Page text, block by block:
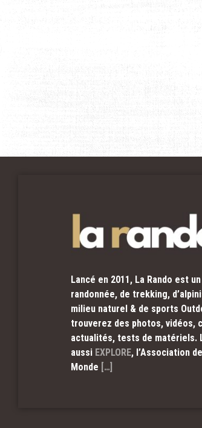
Lancé en 2011, La Rando est
randonnée, de trekking,
milieu naturel & de sports
trouverez des photos, vidéos,
actualités, tests de matériels.
aussi EXPLORE, l’Association
Monde […]